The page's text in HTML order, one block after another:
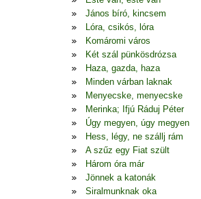
János bíró, kincsem
Lóra, csikós, lóra
Komáromi város
Két szál pünkösdrózsa
Haza, gazda, haza
Minden várban laknak
Menyecske, menyecske
Merinka; Ifjú Ráduj Péter
Úgy megyen, úgy megyen
Hess, légy, ne szállj rám
A szűz egy Fiat szült
Három óra már
Jönnek a katonák
Siralmunknak oka